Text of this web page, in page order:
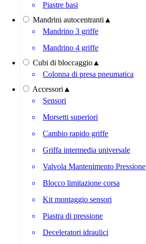
Piastre basi
Mandrini autocentranti ▲
Mandrino 3 griffe
Mandrino 4 griffe
Cubi di bloccaggio ▲
Colonna di presa pneumatica
Accessori ▲
Sensori
Morsetti superiori
Cambio rapido griffe
Griffa intermedia universale
Valvola Mantenimento Pressione
Blocco limitazione corsa
Kit montaggio sensori
Piastra di pressione
Deceleratori idraulici